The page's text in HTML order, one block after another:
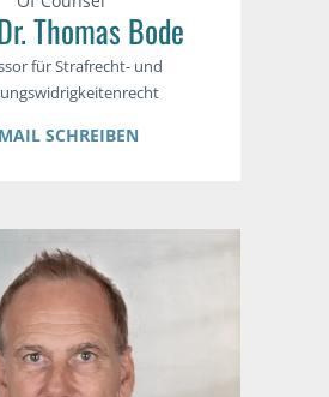
Thomas Bode
für Strafrecht- und
SCHREIBEN